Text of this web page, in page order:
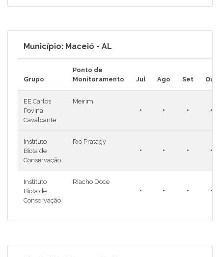
Município: Maceió - AL
Grupo
Ponto de
Monitoramento
Jul Ago Set Out
EE Carlos
Povina
Cavalcante
Meirim
• • • •
Instituto
Biota de
Conservação
Rio Pratagy
• • • •
Instituto
Biota de
Conservação
Riacho Doce
• • • •